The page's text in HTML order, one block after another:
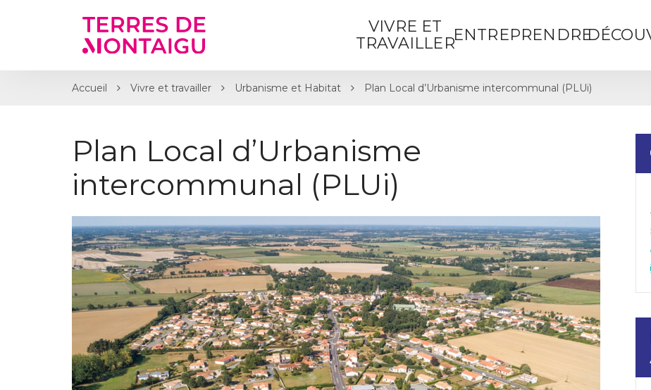
VIVRE ET
TRAVAILLERENTREPRENDRE
Accueil Vivre et travailler Urbanisme et Habitat Plan Local d’Urbanisme intercommunal (PLUi)
Plan Local d’Urbanisme
intercommunal (PLUi)